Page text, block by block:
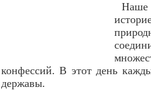
Наше
конфессий. В этот день
державы.